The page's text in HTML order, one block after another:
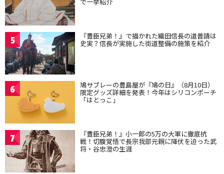
5 『豊臣兄弟！』で描かれた織田信長の道普請は
史実？信長が実施した街道整備の施策を紹介
6 鳩サブレーの豊島屋が『鳩の日』（8月10日）
限定グッズ詳細を発表！今年はシリコンポーチ
「はとっこ」
7 『豊臣兄弟！』小一郎の5万の大軍に徹底抗
戦！切腹覚悟で長宗我部元親に降伏を迫った武
将・谷忠澄の生涯